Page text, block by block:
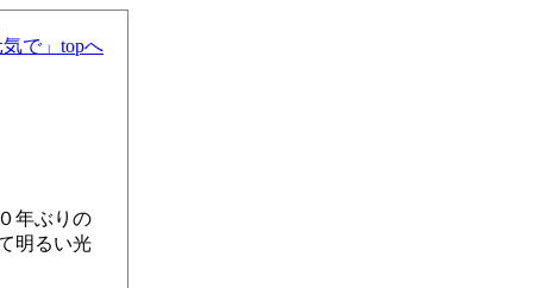
で」topへ
年ぶりの
明るい光